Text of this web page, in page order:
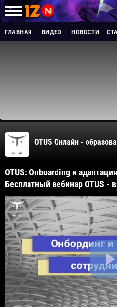
ГЛАВНАЯ ВИДЕО НОВОСТИ
OTUS Онлайн -
OTUS: Onboarding и
Бесплатный вебинар OTUS -